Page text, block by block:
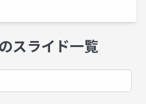
スライド一覧